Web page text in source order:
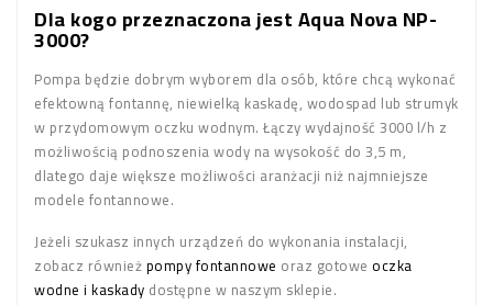
Dla kogo przeznaczona jest Aqua Nova NP-
3000?
Pompa będzie dobrym wyborem dla osób, które chcą wykonać
efektowną fontannę, niewielką kaskadę, wodospad lub strumyk
w przydomowym oczku wodnym. Łączy wydajność 3000 l/h z
możliwością podnoszenia wody na wysokość do 3,5 m,
dlatego daje większe możliwości aranżacji niż najmniejsze
modele fontannowe.
Jeżeli szukasz innych urządzeń do wykonania instalacji,
zobacz równieżpompy fontannowe oraz gotowe oczka
wodne i kaskady dostępne w naszym sklepie.